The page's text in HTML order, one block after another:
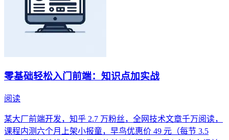
零基础轻松入门前端：知识点加实战
阅读
某大厂前端开发，知乎 2.7 万粉丝，全网技术文章千万阅读，
课程内测六个月上架小报童，早鸟优惠价 49 元（每节 3.5